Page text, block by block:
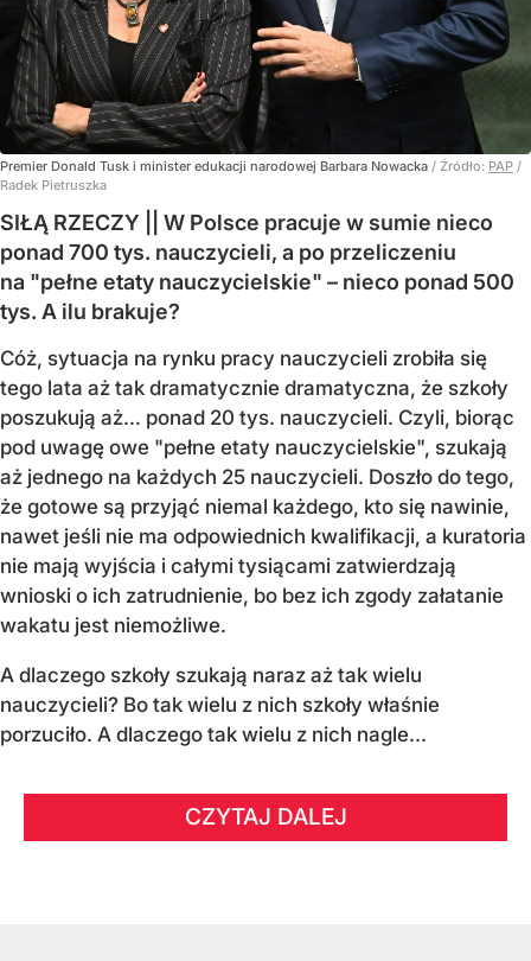
Premier Donald Tusk i minister edukacji narodowej Barbara Nowacka / Źródło: PAP /
Radek Pietruszka
SIŁĄ RZECZY || W Polsce pracuje w sumie nieco
ponad 700 tys. nauczycieli, a po przeliczeniu
na "pełne etaty nauczycielskie" – nieco ponad 500
tys. A ilu brakuje?
Cóż, sytuacja na rynku pracy nauczycieli zrobiła się
tego lata aż tak dramatycznie dramatyczna, że szkoły
poszukują aż… ponad 20 tys. nauczycieli. Czyli, biorąc
pod uwagę owe "pełne etaty nauczycielskie", szukają
aż jednego na każdych 25 nauczycieli. Doszło do tego,
że gotowe są przyjąć niemal każdego, kto się nawinie,
nawet jeśli nie ma odpowiednich kwalifikacji, a kuratoria
nie mają wyjścia i całymi tysiącami zatwierdzają
wnioski o ich zatrudnienie, bo bez ich zgody załatanie
wakatu jest niemożliwe.
A dlaczego szkoły szukają naraz aż tak wielu
nauczycieli? Bo tak wielu z nich szkoły właśnie
porzuciło. A dlaczego tak wielu z nich nagle...
CZYTAJ DALEJ